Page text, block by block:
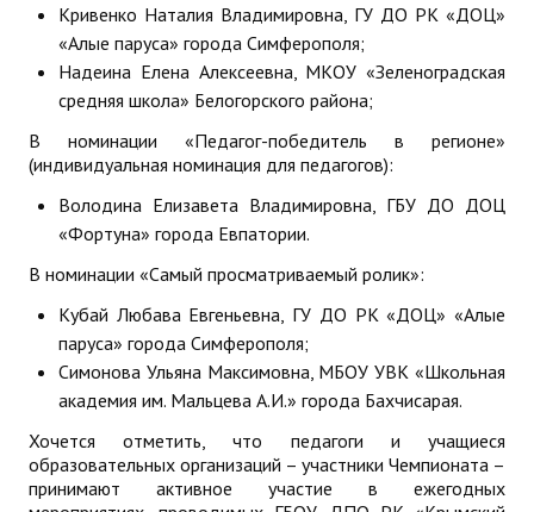
Кривенко Наталия Владимировна, ГУ ДО РК «ДОЦ»
«Алые паруса» города Симферополя;
Надеина Елена Алексеевна, МКОУ «Зеленоградская
средняя школа» Белогорского района;
В номинации «Педагог-победитель в регионе»
(индивидуальная номинация для педагогов):
Володина Елизавета Владимировна, ГБУ ДО ДОЦ
«Фортуна» города Евпатории.
В номинации «Самый просматриваемый ролик»:
Кубай Любава Евгеньевна, ГУ ДО РК «ДОЦ» «Алые
паруса» города Симферополя;
Симонова Ульяна Максимовна, МБОУ УВК «Школьная
академия им. Мальцева А.И.» города Бахчисарая.
Хочется отметить, что педагоги и учащиеся
образовательных организаций – участники Чемпионата –
принимают активное участие в ежегодных